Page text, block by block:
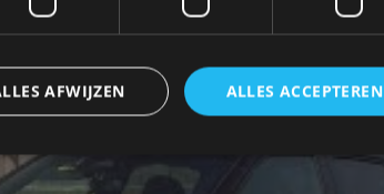
ALLES ACCEPTEREN
AFWIJZEN